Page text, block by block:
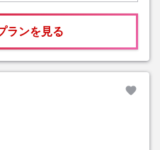
ランを見る